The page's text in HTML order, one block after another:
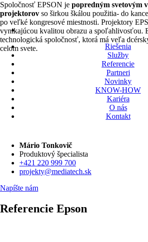
Riešenia
Služby
Referencie
Partneri
Novinky
KNOW-HOW
Kariéra
O nás
Kontakt
Spoločnosť EPSON je popredným svetovým
projektorov so širkou škálou použitia- do
po veľké kongresové miestnosti. Projektory
vynikajúcou kvalitou obrazu a spoľahlivosťou.
technologická spoločnosť, ktorá má veľa
celom svete.
Mário Tonkovič
Produktový špecialista
+421 220 999 700
projekty@mediatech.sk
Napíšte nám
Referencie Epson